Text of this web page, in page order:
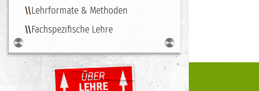
Lehrformate & Methoden
Fachspezifische Lehre